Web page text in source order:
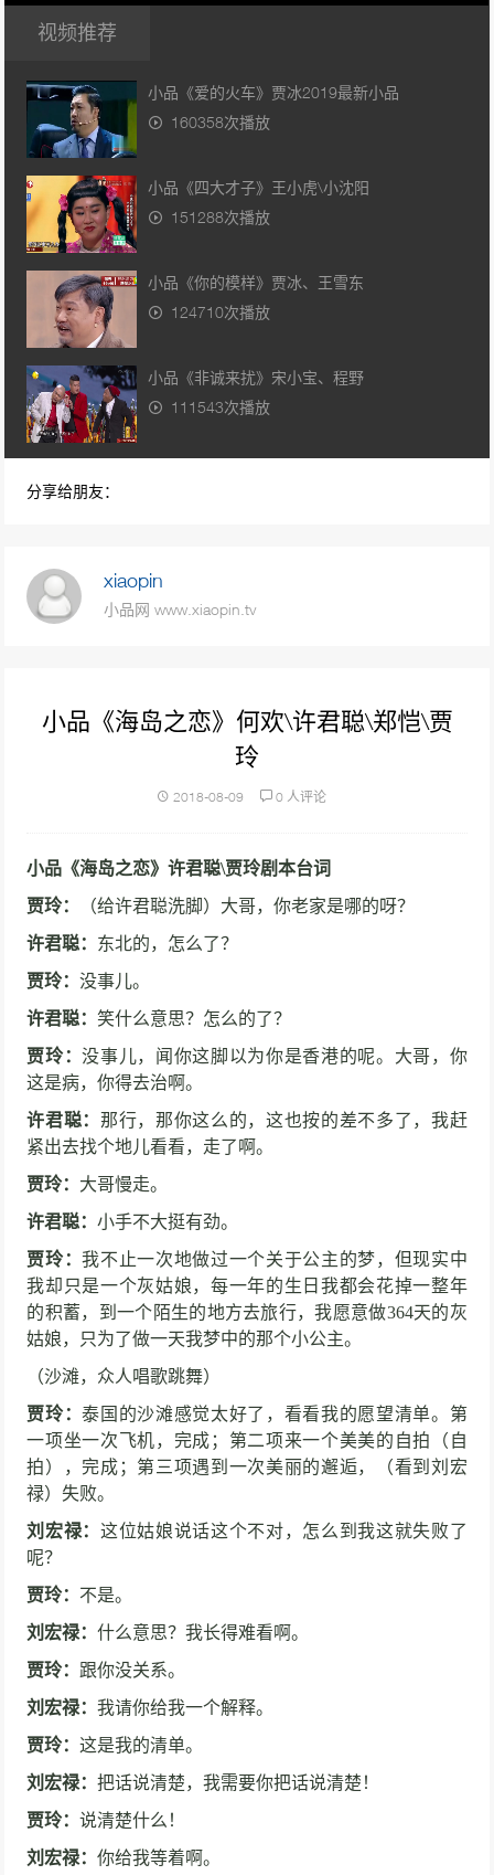
视频推荐
小品《爱的火车》贾冰2019最新小品
160358次播放
小品《四大才子》王小虎\小沈阳
151288次播放
小品《你的模样》贾冰、王雪东
124710次播放
小品《非诚来扰》宋小宝、程野
111543次播放
吴江 杨沅翰
76638次播放
贾玲 潘长江小品《后宫攻略》演绎皇帝和皇后
68155次播放
63083次播放
小品《公园奇遇》宋小宝爆笑小品全程包袱密
第七季
52583次播放
小品《最佳酒友》宋小宝、徐峥
小品《今天的幸福2》沈腾、马丽
48159次播放
小品《同学会》常远，艾伦， 王宁
贾冰小品《要债》包袱层出不穷笑声不断
45928次播放
42750次播放
小品《名侦探可真难》周云鹏最新搞笑升级
41594次播放
41356次播放
分享给朋友：
xiaopin
小品网 www.xiaopin.tv
小品《海岛之恋》何欢\许君聪\郑恺\贾
玲
2018-08-09 0 人评论
小品《海岛之恋》许君聪\贾玲剧本台词
贾玲：
（给许君聪洗脚）大哥，你老家是哪的呀？
许君聪： 东北的，怎么了？
贾玲：没事儿。
许君聪：笑什么意思？怎么的了？
贾玲：没事儿，闻你这脚以为你是香港的呢。大哥，你
这是病，你得去治啊。
许君聪： 那行，那你这么的，这也按的差不多了，我赶
紧出去找个地儿看看，走了啊。
贾玲： 大哥慢走。
许君聪：小手不大挺有劲。
贾玲：我不止一次地做过一个关于公主的梦，但现实中
我却只是一个灰姑娘，每一年的生日我都会花掉一整年
的积蓄，到一个陌生的地方去旅行，我愿意做364天的灰
姑娘，只为了做一天我梦中的那个小公主。
（沙滩，众人唱歌跳舞）
贾玲：泰国的沙滩感觉太好了，看看我的愿望清单。第
一项坐一次飞机，完成；第二项来一个美美的自拍（自
拍），完成；第三项遇到一次美丽的邂逅，（看到刘宏
禄）失败。
刘宏禄：这位姑娘说话这个不对，怎么到我这就失败了
呢？
贾玲： 不是。
刘宏禄：什么意思？我长得难看啊。
贾玲： 跟你没关系。
刘宏禄：我请你给我一个解释。
贾玲：这是我的清单。
刘宏禄：把话说清楚，我需要你把话说清楚！
贾玲：说清楚什么！
刘宏禄：你给我等着啊。